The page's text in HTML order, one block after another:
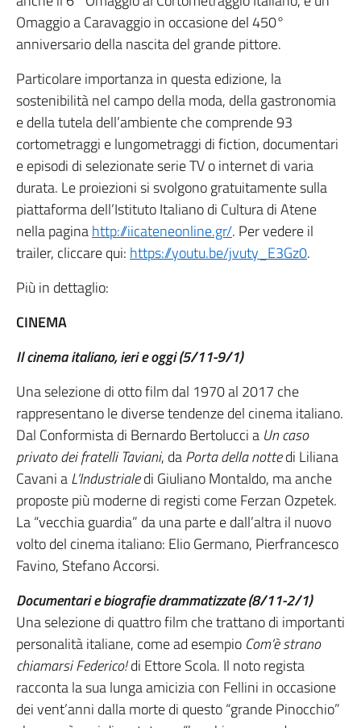
Omaggio a Caravaggio in occasione del 450°
anniversario della nascita del grande pittore.
Particolare importanza in questa edizione, la
sostenibilità nel campo della moda, della gastronomia
e della tutela dell’ambiente che comprende 93
cortometraggi e lungometraggi di fiction, documentari
e episodi di selezionate serie TV o internet di varia
durata. Le proiezioni si svolgono gratuitamente sulla
piattaforma dell’Istituto Italiano di Cultura di Atene
nella paginahttp://iicateneonline.gr/. Per vedere il
trailer, cliccare qui: https://youtu.be/jvuty_E3Gz0.
Più in dettaglio:
CINEMA
Il cinema italiano, ieri e oggi (5/11-9/1)
Una selezione di otto film dal 1970 al 2017 che
rappresentano le diverse tendenze del cinema italiano.
Dal Conformista di Bernardo Bertolucci a Un caso
privato dei fratelli Taviani, daPorta della nottedi Liliana
Cavani aL’Industrialedi Giuliano Montaldo, ma anche
proposte più moderne di registi come Ferzan Ozpetek.
La “vecchia guardia” da una parte e dall’altra il nuovo
volto del cinema italiano: Elio Germano, Pierfrancesco
Favino, Stefano Accorsi.
Documentari e biografie drammatizzate (8/11-2/1)
Una selezione di quattro film che trattano di importanti
personalità italiane, come ad esempio Com’è strano
chiamarsi Federico!di Ettore Scola. Il noto regista
racconta la sua lunga amicizia con Fellini in occasione
dei vent’anni dalla morte di questo “grande Pinocchio”